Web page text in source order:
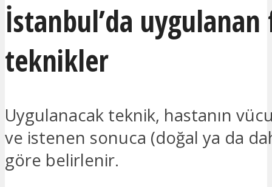
İstanbul’da uygulanan
teknikler
Uygulanacak teknik, hastanın
ve istenen sonuca (doğal ya da
göre belirlenir.